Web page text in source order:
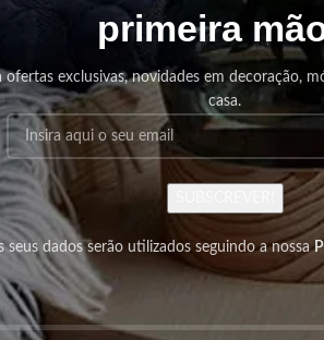
primeira
ofertas exclusivas, novidades em decoração,
casa.
seus dados serão utilizados seguindo a nossa